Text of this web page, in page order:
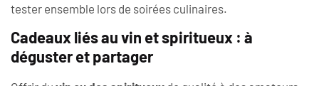
tester ensemble lors de soirées culinaires.
Cadeaux liés au vin et spiritueux : à
déguster et partager